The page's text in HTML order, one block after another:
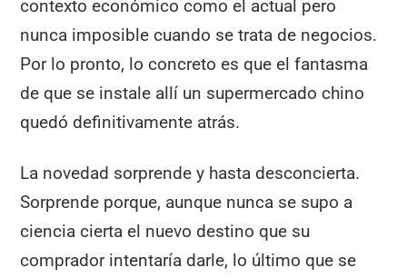
contexto económico como el actual pero
nunca imposible cuando se trata de negocios.
Por lo pronto, lo concreto es que el fantasma
de que se instale allí un supermercado chino
quedó definitivamente atrás.
La novedad sorprende y hasta desconcierta.
Sorprende porque, aunque nunca se supo a
ciencia cierta el nuevo destino que su
comprador intentaría darle, lo último que se